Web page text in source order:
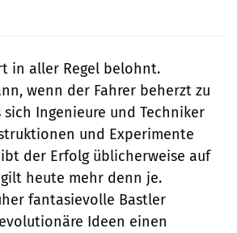
in aller Regel belohnt.
wenn der Fahrer beherzt zu
sich Ingenieure und Techniker
und Experimente
der Erfolg üblicherweise auf
heute mehr denn je.
fantasievolle Bastler
Ideen einen